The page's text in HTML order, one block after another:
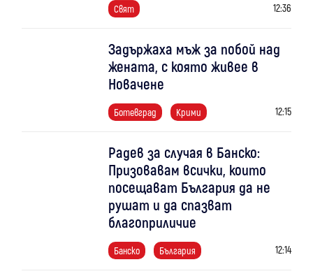
Свят 12:36
Задържаха мъж за побой над
жената, с която живее в
Новачене
Ботевград Крими 12:15
Радев за случая в Банско:
Призовавам всички, които
посещават България да не
рушат и да спазват
благоприличие
Банско България 12:14